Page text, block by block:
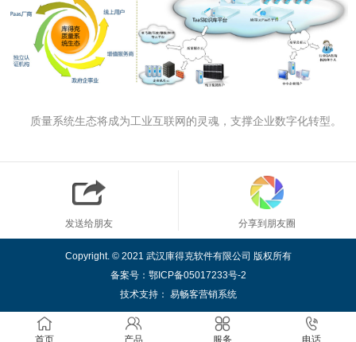
质量系统生态将成为工业互联网的灵魂，支撑企业数字化转型。
发送给朋友 分享到朋友圈
Copyright. © 2021 武汉庫得克软件有限公司 版权所有
备案号： 鄂ICP备05017233号-2
技术支持： 易畅客营销系统
首页 产品 服务 电话